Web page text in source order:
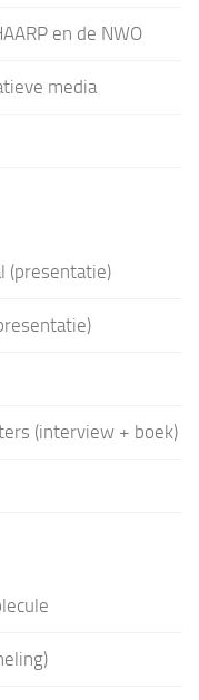
en de NWO
media
(presentatie)
(interview + boek)